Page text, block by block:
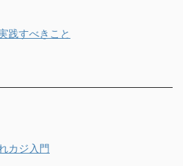
践すべきこと
カジ入門